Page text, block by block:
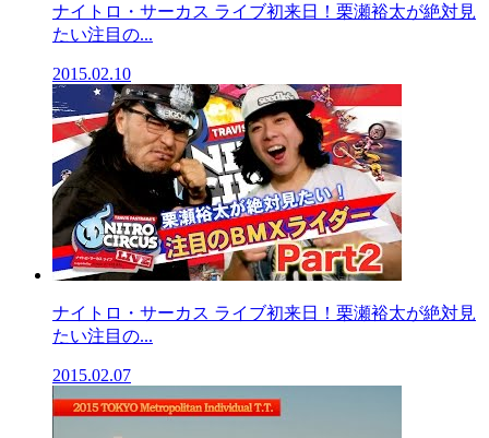
ナイトロ・サーカス ライブ初来日！栗瀬裕太が絶対見
たい注目の...
2015.02.10
ナイトロ・サーカス ライブ初来日！栗瀬裕太が絶対見
たい注目の...
2015.02.07